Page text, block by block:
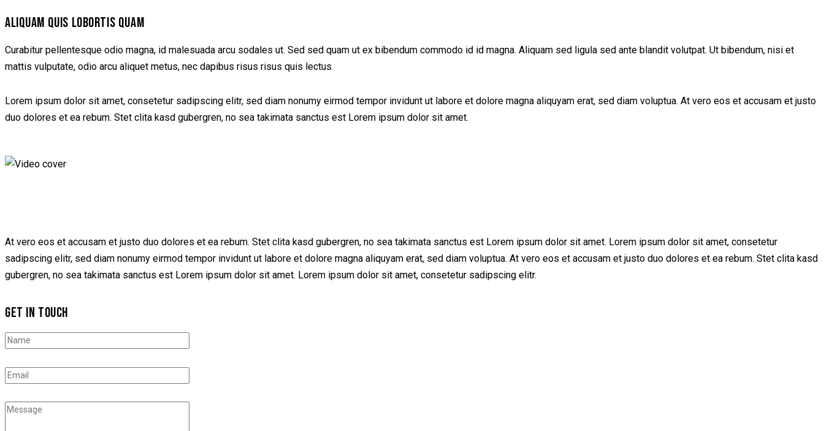
ALIQUAM QUIS LOBORTIS QUAM
Curabitur pellentesque odio magna, id malesuada arcu sodales ut. Sed sed quam ut ex bibendum commodo id id magna. Aliquam sed ligula sed ante blandit volutpat. Ut bibendum, nisi et
mattis vulputate, odio arcu aliquet metus, nec dapibus risus risus quis lectus.
Lorem ipsum dolor sit amet, consetetur sadipscing elitr, sed diam nonumy eirmod tempor invidunt ut labore et dolore magna aliquyam erat, sed diam voluptua. At vero eos et accusam et justo
duo dolores et ea rebum. Stet clita kasd gubergren, no sea takimata sanctus est Lorem ipsum dolor sit amet.
At vero eos et accusam et justo duo dolores et ea rebum. Stet clita kasd gubergren, no sea takimata sanctus est Lorem ipsum dolor sit amet. Lorem ipsum dolor sit amet, consetetur
sadipscing elitr, sed diam nonumy eirmod tempor invidunt ut labore et dolore magna aliquyam erat, sed diam voluptua. At vero eos et accusam et justo duo dolores et ea rebum. Stet clita kasd
gubergren, no sea takimata sanctus est Lorem ipsum dolor sit amet. Lorem ipsum dolor sit amet, consetetur sadipscing elitr.
GET IN TOUCH